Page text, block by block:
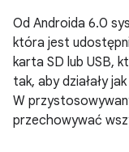
Od Androida 6.0
która jest
karta SD lub USB,
tak, aby działały
W
przechowywać